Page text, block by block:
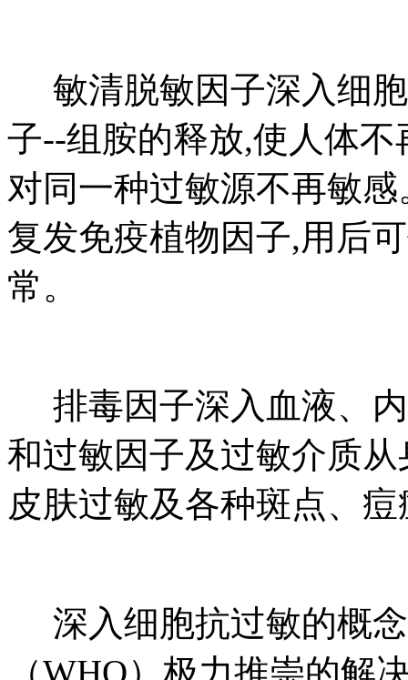
敏清脱敏因子深入细
子--组胺的释放,使人体
对同一种过敏源不再敏
复发免疫植物因子,用后
常。
排毒因子深入血液、
和过敏因子及过敏介质
皮肤过敏及各种斑点、
深入细胞抗过敏的概
（WHO）极力推崇的解